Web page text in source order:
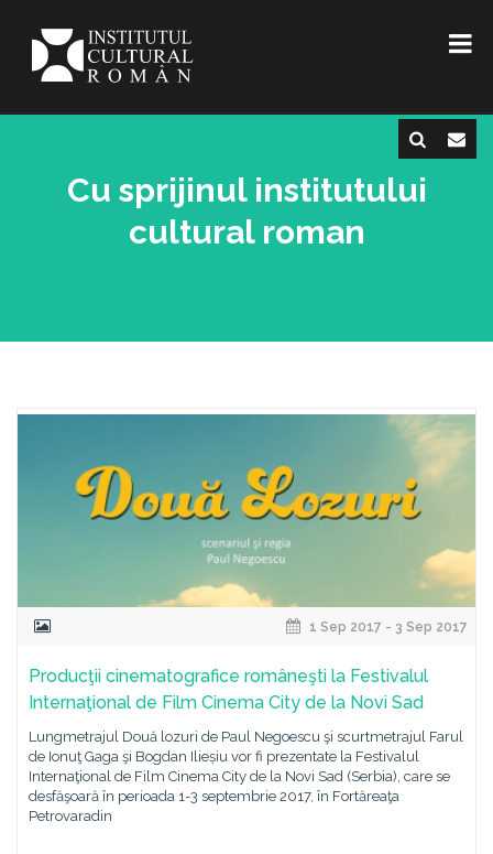
Cu sprijinul institutului
cultural roman
1 Sep 2017 - 3 Sep 2017
Producţii cinematografice româneşti la Festivalul
Internaţional de Film Cinema City de la Novi Sad
Lungmetrajul Două lozuri de Paul Negoescu şi scurtmetrajul Farul
de Ionuţ Gaga şi Bogdan Ilieșiu vor fi prezentate la Festivalul
Internaţional de Film Cinema City de la Novi Sad (Serbia), care se
desfăşoară în perioada 1-3 septembrie 2017, în Fortăreaţa
Petrovaradin